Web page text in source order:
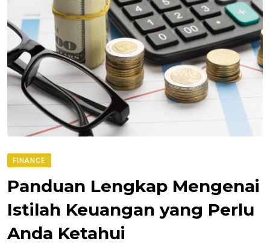
FINANCE
Panduan Lengkap Mengenai
Istilah Keuangan yang Perlu
Anda Ketahui